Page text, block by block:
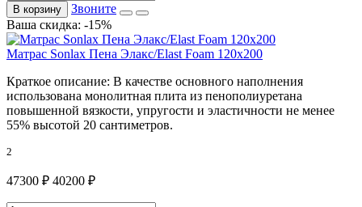
В корзину
Звоните
Ваша скидка: -15%
Матрас Sonlax Пена Элакс/Elast Foam 120x200
Краткое описание: В качестве основного наполнения
использована монолитная плита из пенополиуретана
повышенной вязкости, упругости и эластичности не менее
55% высотой 20 сантиметров.
2
47300 ₽ 40200 ₽